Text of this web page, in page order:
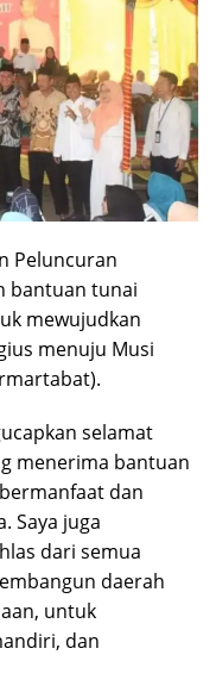
Peluncuran
bantuan tunai
mewujudkan
menuju Musi
selamat
menerima bantuan
dan
Saya juga
dari semua
daerah
untuk
dan